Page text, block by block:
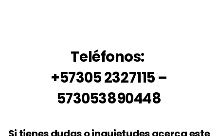
Teléfonos:
+57305 2327115 –
573053890448